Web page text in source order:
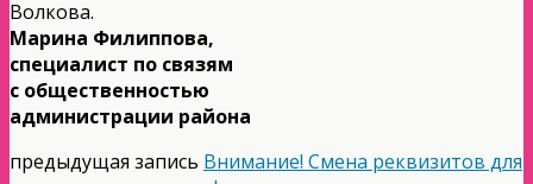
Волкова.
Марина Филиппова,
специалист по связям
с общественностью
администрации района
предыдущая запись Внимание! Смена реквизитов для